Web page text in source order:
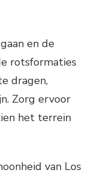
en de
rotsformaties
dragen,
Zorg ervoor
het terrein
van Los